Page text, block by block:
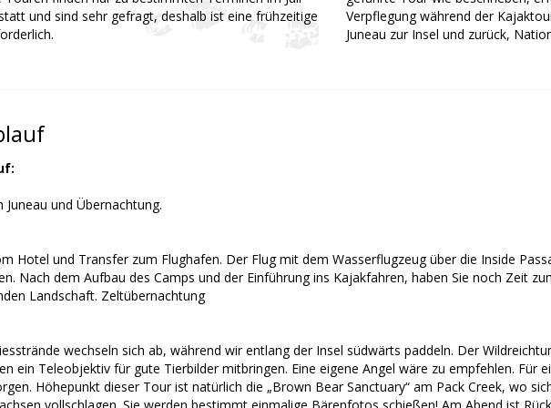
und sind sehr gefragt, deshalb ist eine frühzeitige
Verpflegung während der
Juneau zur Insel und zurück,
Juneau und Übernachtung.
Hotel und Transfer zum Flughafen. Der Flug mit dem Wasserflugzeug über die Inside
Nach dem Aufbau des Camps und der Einführung ins Kajakfahren, haben Sie noch Zeit
Landschaft. Zeltübernachtung
wechseln sich ab, während wir entlang der Insel südwärts paddeln. Der
ein Teleobjektiv für gute Tierbilder mitbringen. Eine eigene Angel wäre zu empfehlen. Für
Höhepunkt dieser Tour ist natürlich die „Brown Bear Sanctuary“ am Pack Creek, wo